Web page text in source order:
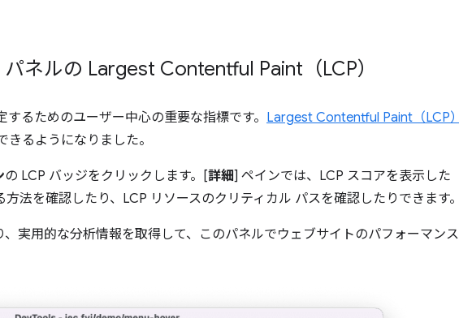
ネルの Largest Contentful Paint（LCP）
するためのユーザー中心の重要な指標です。 Largest Contentful Paint（LCP）
るようになりました。
の LCP バッジをクリックします。[詳細] ペインでは、LCP スコアを表示した
法を確認したり、LCP リソースのクリティカル パスを確認したりできます。
、実用的な分析情報を取得して、このパネルでウェブサイトのパフォーマンス